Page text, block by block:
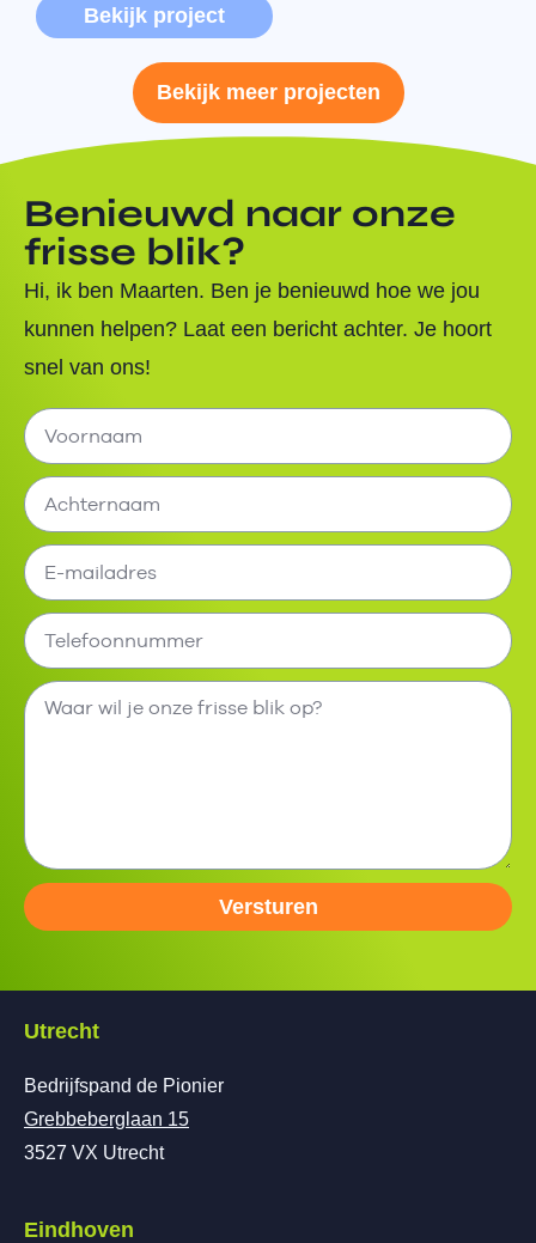
Bekijk project
Bekijk meer projecten
Benieuwd naar onze
frisse blik?
Hi, ik ben Maarten. Ben je benieuwd hoe we jou
kunnen helpen? Laat een bericht achter. Je hoort
snel van ons!
Versturen
Utrecht
Bedrijfspand de Pionier
Grebbeberglaan 15
3527 VX Utrecht
Eindhoven